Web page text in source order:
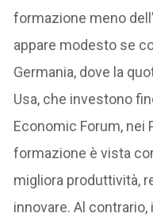
formazione meno
appare modesto se
Germania, dove la
Usa, che investono
Economic Forum, nei
formazione è vista
migliora produttività,
innovare. Al